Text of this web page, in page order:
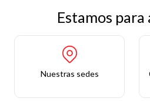
Estamos
Nuestras sedes